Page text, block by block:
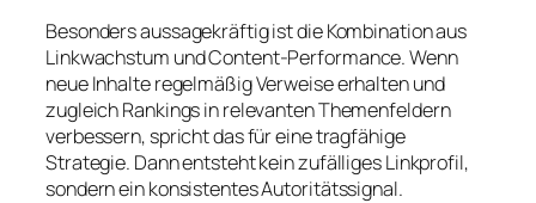
Besonders aussagekräftig ist die Kombination aus
Linkwachstum und Content-Performance. Wenn
neue Inhalte regelmäßig Verweise erhalten und
zugleich Rankings in relevanten Themenfeldern
verbessern, spricht das für eine tragfähige
Strategie. Dann entsteht kein zufälliges Linkprofil,
sondern ein konsistentes Autoritätssignal.